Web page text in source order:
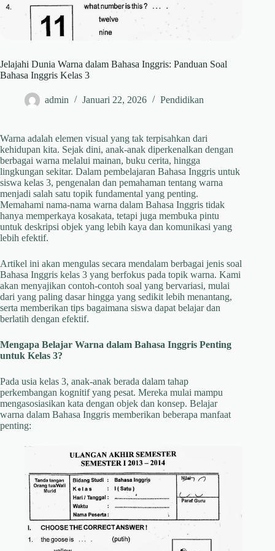
Jelajahi Dunia Warna dalam Bahasa Inggris: Panduan Soal
Bahasa Inggris Kelas 3
admin Januari 22, 2026 Pendidikan
Warna adalah elemen visual yang tak terpisahkan dari
kehidupan kita. Sejak dini, anak-anak diperkenalkan dengan
berbagai warna melalui mainan, buku cerita, hingga
lingkungan sekitar. Dalam pembelajaran Bahasa Inggris untuk
siswa kelas 3, pengenalan dan pemahaman tentang warna
menjadi salah satu topik fundamental yang penting.
Memahami nama-nama warna dalam Bahasa Inggris tidak
hanya memperkaya kosakata, tetapi juga membuka pintu
untuk deskripsi objek yang lebih kaya dan komunikasi yang
lebih efektif.
Artikel ini akan mengulas secara mendalam berbagai jenis soal
Bahasa Inggris kelas 3 yang berfokus pada topik warna. Kami
akan menyajikan contoh-contoh soal yang bervariasi, mulai
dari yang paling dasar hingga yang sedikit lebih menantang,
serta memberikan tips bagaimana siswa dapat belajar dan
berlatih dengan efektif.
Mengapa Belajar Warna dalam Bahasa Inggris Penting
untuk Kelas 3?
Pada usia kelas 3, anak-anak berada dalam tahap
perkembangan kognitif yang pesat. Mereka mulai mampu
mengasosiasikan kata dengan objek dan konsep. Belajar
warna dalam Bahasa Inggris memberikan beberapa manfaat
penting: